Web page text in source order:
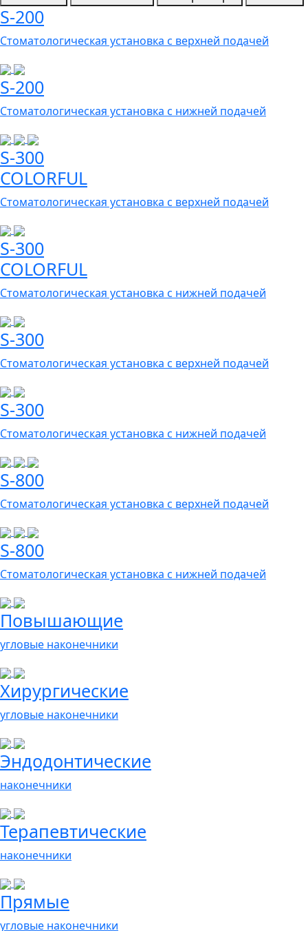
S-200
Стоматологическая установка с верхней подачей
S-200
Стоматологическая установка с нижней подачей
S-300
COLORFUL
Стоматологическая установка с верхней подачей
S-300
COLORFUL
Стоматологическая установка с нижней подачей
S-300
Стоматологическая установка с верхней подачей
S-300
Стоматологическая установка с нижней подачей
S-800
Стоматологическая установка с верхней подачей
S-800
Стоматологическая установка с нижней подачей
Повышающие
угловые наконечники
Хирургические
угловые наконечники
Эндодонтические
наконечники
Терапевтические
наконечники
Прямые
угловые наконечники